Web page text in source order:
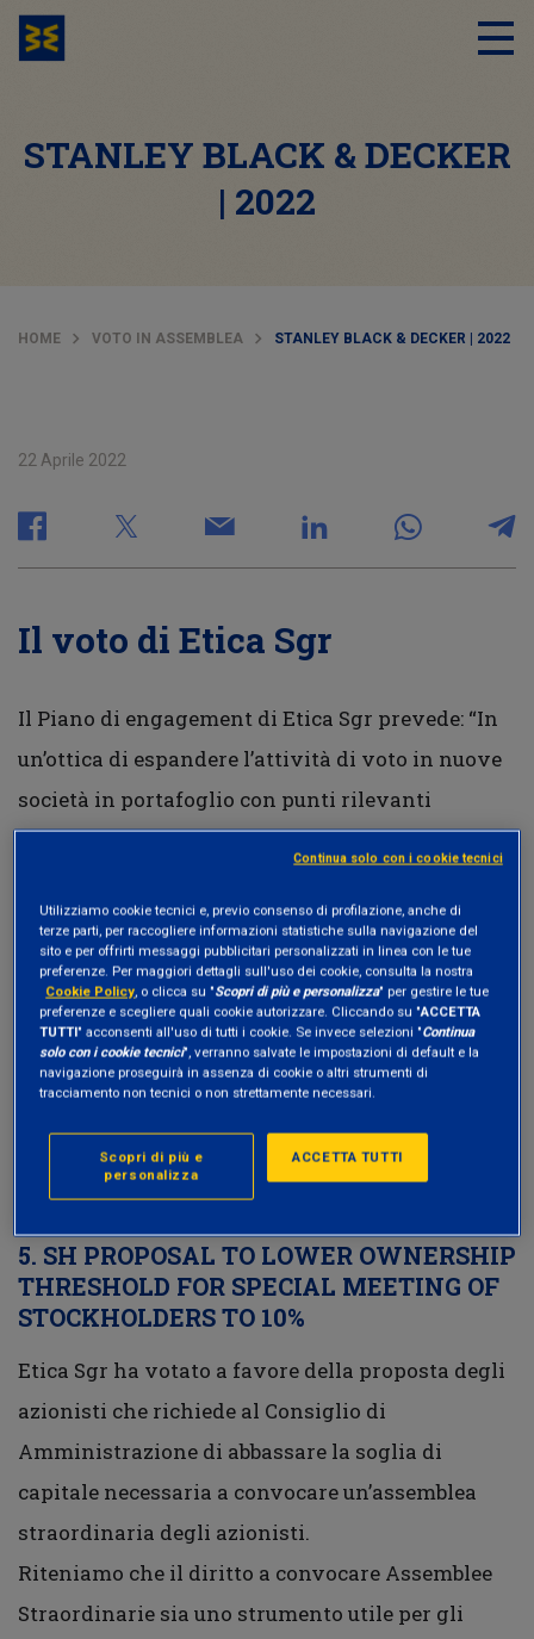
STANLEY BLACK & DECKER
| 2022
HOME VOTO IN ASSEMBLEA STANLEY BLACK & DECKER | 2022
22 Aprile 2022
Il voto di Etica Sgr
Il Piano di engagement di Etica Sgr prevede: “In
un’ottica di espandere l’attività di voto in nuove
società in portafoglio con punti rilevanti
all’Ordine del Giorno dal punto di vista ESG,
mozioni assembleari su temi di particolare
interesse per Etica Sgr e coerenti con la sua
Politica di Engagement, esprimere il voto”.
A questo proposito, Etica Sgr ha votato a favore
alla seguente mozione degli azionisti presentata
all’Assemblea della Società:
5. SH PROPOSAL TO LOWER OWNERSHIP
THRESHOLD FOR SPECIAL MEETING OF
STOCKHOLDERS TO 10%
Etica Sgr ha votato a favore della proposta degli
azionisti che richiede al Consiglio di
Amministrazione di abbassare la soglia di
capitale necessaria a convocare un’assemblea
straordinaria degli azionisti.
Riteniamo che il diritto a convocare Assemblee
Straordinarie sia uno strumento utile per gli
Utilizziamo cookie tecnici e, previo consenso di profilazione, anche di
terze parti, per raccogliere informazioni statistiche sulla navigazione del
sito e per offrirti messaggi pubblicitari personalizzati in linea con le tue
preferenze. Per maggiori dettagli sull'uso dei cookie, consulta la nostra
Cookie Policy, o clicca su "Scopri di più e personalizza" per gestire le tue
preferenze e scegliere quali cookie autorizzare. Cliccando su "ACCETTA
TUTTI" acconsenti all'uso di tutti i cookie. Se invece selezioni "Continua
solo con i cookie tecnici", verranno salvate le impostazioni di default e la
navigazione proseguirà in assenza di cookie o altri strumenti di
tracciamento non tecnici o non strettamente necessari.
ACCETTA TUTTI
Scopri di più e
personalizza
Continua solo con i cookie tecnici